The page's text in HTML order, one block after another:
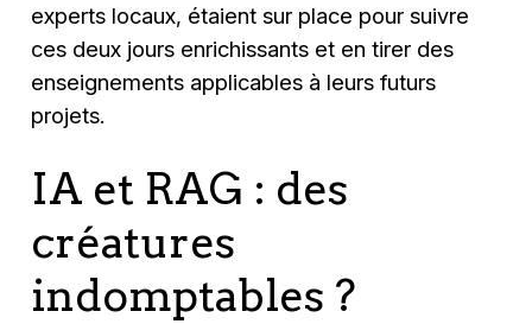
experts locaux, étaient sur place pour suivre
ces deux jours enrichissants et en tirer des
enseignements applicables à leurs futurs
projets.
IA et RAG : des
créatures
indomptables ?